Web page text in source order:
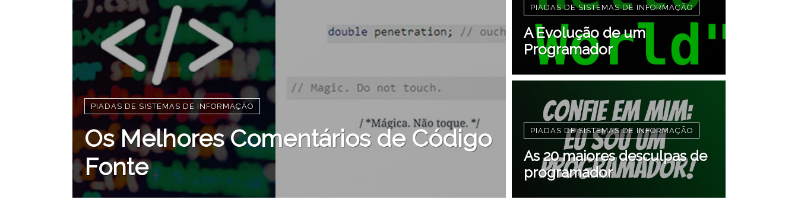
PIADAS DE SISTEMAS DE INFORMAÇÃO
Os Melhores Comentários de Código
Fonte
PIADAS DE SISTEMAS DE INFORMAÇÃO
A Evolução de um
Programador
PIADAS DE SISTEMAS DE INFORMAÇÃO
As 20 maiores desculpas de
programador